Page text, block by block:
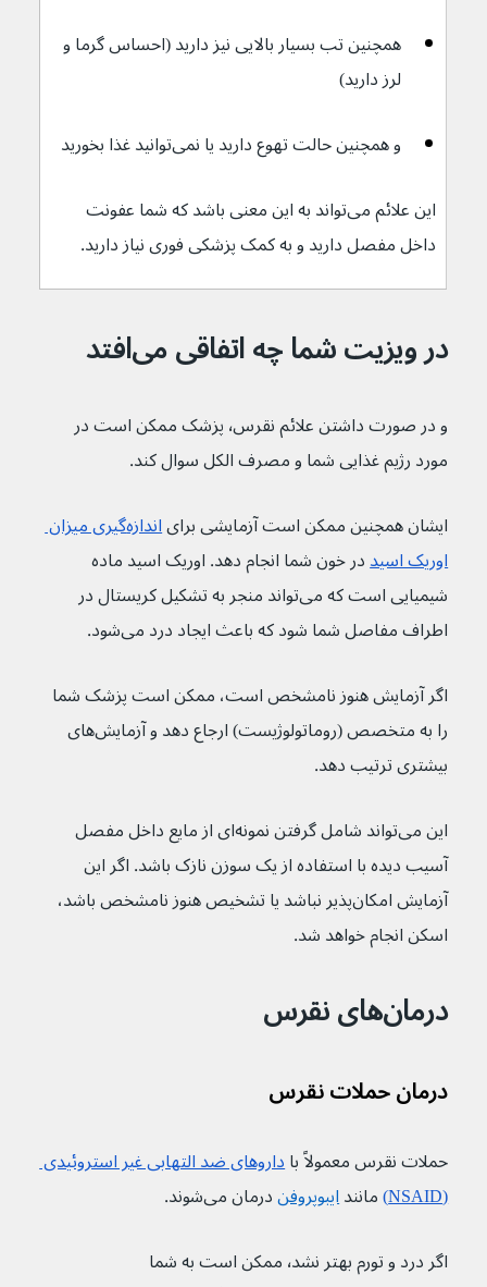
همچنین تب بسیار بالایی نیز دارید (احساس گرما و
لرز دارید)
و همچنین حالت تهوع دارید یا نمی‌توانید غذا بخورید
این علائم می‌تواند به این معنی باشد که شما عفونت
داخل مفصل دارید و به کمک پزشکی فوری نیاز دارید.
در ویزیت شما چه اتفاقی می‌افتد
و در صورت داشتن علائم نقرس٬ پزشک ممکن است در
مورد رژیم غذایی شما و مصرف الکل سوال کند.
ایشان همچنین ممکن است آزمایشی برای
اندازه‌گیری میزان
اوریک اسید در خون شما انجام دهد. اوریک اسید ماده
شیمیایی است که می‌تواند منجر به تشکیل کریستال در
اطراف مفاصل شما شود که باعث ایجاد درد می‌شود.
اگر آزمایش هنوز نامشخص است، ممکن است پزشک شما
را به متخصص (روماتولوژیست) ارجاع دهد و آزمایش‌های
بیشتری ترتیب دهد.
این می‌تواند شامل گرفتن نمونه‌ای از مایع داخل مفصل
آسیب دیده با استفاده از یک سوزن نازک باشد. اگر این
آزمایش امکان‌پذیر نباشد یا تشخیص هنوز نامشخص باشد،
اسکن انجام خواهد شد.
درمان‌های نقرس
درمان حملات نقرس
حملات نقرس معمولاً با داروهای ضد التهابی غیر استروئیدی
(NSAID)
مانند ایبوپروفن درمان می‌شوند.
اگر درد و تورم بهتر نشد٬ ممکن است به شما